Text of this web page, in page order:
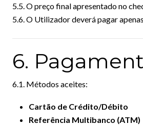
5.5. O preço final apresentado no
5.6. O Utilizador deverá pagar
6.
6.1. Métodos aceites:
Cartão de Crédito/Débito
Referência Multibanco (ATM)